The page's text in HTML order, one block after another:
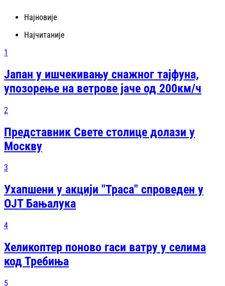
Најновије
Најчитаније
1
Јапан у ишчекивању снажног тајфуна,
упозорење на ветрове јаче од 200км/ч
2
Представник Свете столице долази у
Москву
3
Ухапшени у акцији "Траса" спроведен у
ОЈТ Бањалука
4
Хеликоптер поново гаси ватру у селима
код Требиња
5